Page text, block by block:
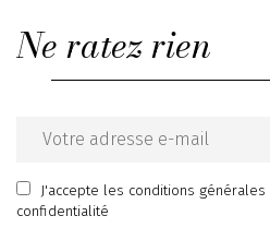
Ne ratez rien
Email
address
J'accepte les conditions générales
confidentialité